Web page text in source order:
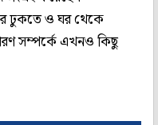
ঢুকতে ও ঘর থেকে
সম্পর্কে এখনও কিছু